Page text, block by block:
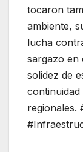
tocaron
ambiente,
lucha
sargazo en
solidez de
regionales.